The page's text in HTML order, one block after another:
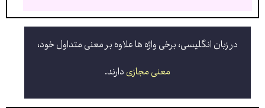
در زبان انگلیسی،برخی واژه ها علاوه بر معنی متداول خود،
معنی مجازیدارند.